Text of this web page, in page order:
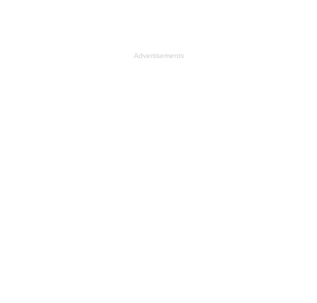
Advertisements